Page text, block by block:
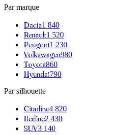
Par marque
Dacia1 840
Renault1 520
Peugeot1 230
Volkswagen980
Toyota860
Hyundai790
Par silhouette
Citadine4 820
Berline2 430
SUV3 140